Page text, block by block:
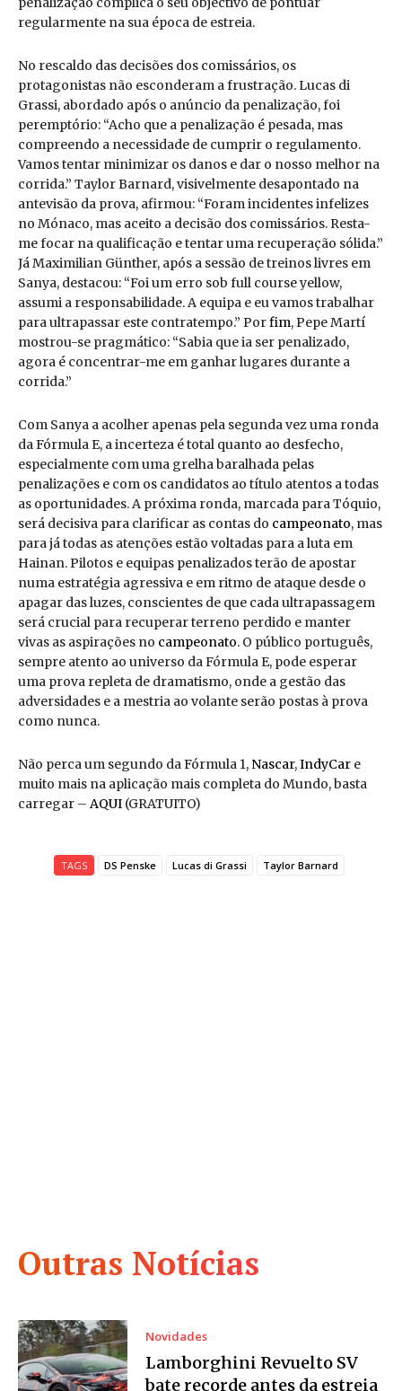
Outras Notícias
Novidades
Lamborghini Revuelto SV
bate recorde antes da estreia
regularmente na sua época de estreia.
No rescaldo das decisões dos comissários, os
protagonistas não esconderam a frustração. Lucas di
Grassi, abordado após o anúncio da penalização, foi
peremptório: “Acho que a penalização é pesada, mas
compreendo a necessidade de cumprir o regulamento.
Vamos tentar minimizar os danos e dar o nosso melhor na
corrida.” Taylor Barnard, visivelmente desapontado na
antevisão da prova, afirmou: “Foram incidentes infelizes
no Mónaco, mas aceito a decisão dos comissários. Resta-
me focar na qualificação e tentar uma recuperação sólida.”
Já Maximilian Günther, após a sessão de treinos livres em
Sanya, destacou: “Foi um erro sob full course yellow,
assumi a responsabilidade. A equipa e eu vamos trabalhar
para ultrapassar este contratempo.” Porfim, Pepe Martí
mostrou-se pragmático: “Sabia que ia ser penalizado,
agora é concentrar-me em ganhar lugares durante a
corrida.”
Com Sanya a acolher apenas pela segunda vez uma ronda
da Fórmula E, a incerteza é total quanto ao desfecho,
especialmente com uma grelha baralhada pelas
penalizações e com os candidatos ao título atentos a todas
as oportunidades. A próxima ronda, marcada para Tóquio,
será decisiva para clarificar as contas do campeonato, mas
para já todas as atenções estão voltadas para a luta em
Hainan. Pilotos e equipas penalizados terão de apostar
numa estratégia agressiva e em ritmo de ataque desde o
apagar das luzes, conscientes de que cada ultrapassagem
será crucial para recuperar terreno perdido e manter
vivas as aspirações no campeonato. O público português,
sempre atento ao universo da Fórmula E, pode esperar
uma prova repleta de dramatismo, onde a gestão das
adversidades e a mestria ao volante serão postas à prova
como nunca.
Não perca um segundo da Fórmula 1, Nascar,IndyCar e
muito mais na aplicação mais completa do Mundo, basta
carregar – AQUI (GRATUITO)
TAGS DS Penske Lucas di Grassi Taylor Barnard